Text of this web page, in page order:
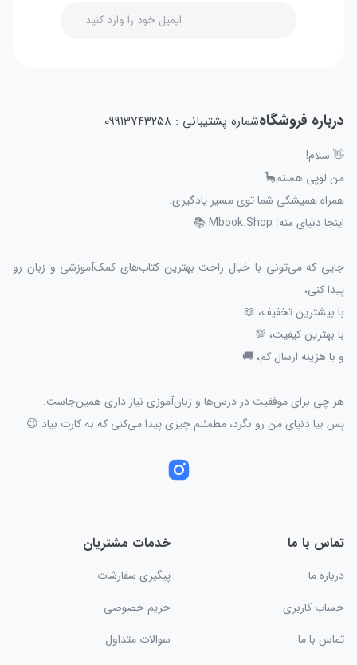
درباره فروشگاهشماره پشتیبانی : 09913743258
👋 سلام!
من لوپی هستم🦕
همراه همیشگی شما توی مسیر یادگیری.
اینجا دنیای منه: Mbook.Shop 📚
جایی که می‌تونی با خیال راحت بهترین کتاب‌های کمک‌آموزشی و زبان رو
پیدا کنی،
با بیشترین تخفیف، 📖
با بهترین کیفیت، 💯
و با هزینه ارسال کم، 🚚
هر چی برای موفقیت در درس‌ها و زبان‌آموزی نیاز داری همین‌جاست.
پس بیا دنیای من رو بگرد، مطمئنم چیزی پیدا می‌کنی که به کارت بیاد 😉
تماس با ما
درباره ما
حساب کاربری
تماس با ما
خدمات مشتریان
پیگیری سفارشات
حریم خصوصی
سوالات متداول